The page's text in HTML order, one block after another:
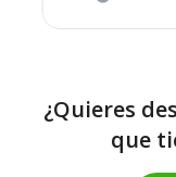
¿Quieres
que